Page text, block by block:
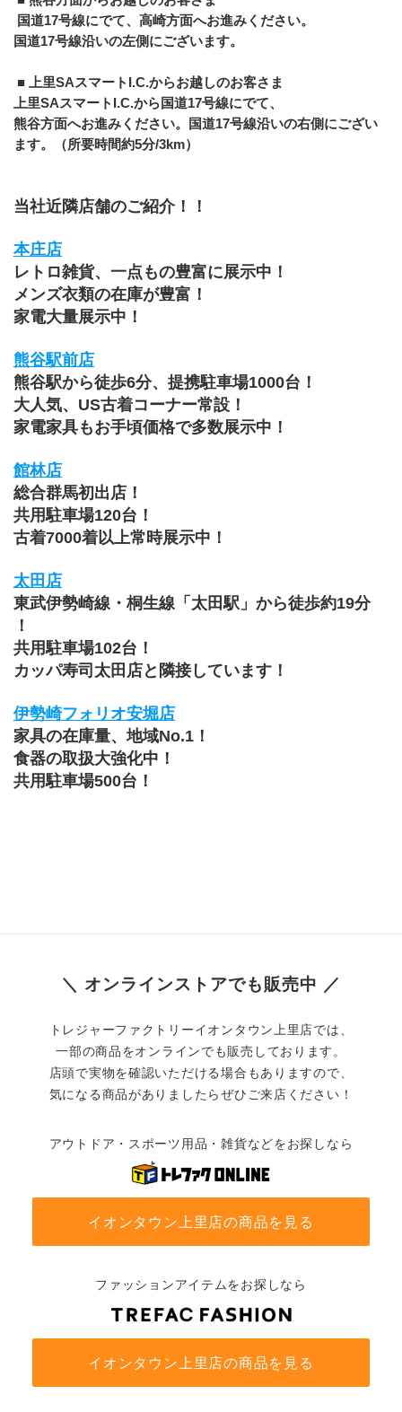
国道17号線にでて、高崎方面へお進みください。
国道17号線沿いの左側にございます。
■ 上里SAスマートI.C.からお越しのお客さま
上里SAスマートI.C.から国道17号線にでて、
熊谷方面へお進みください。国道17号線沿いの右側にござい
ます。（所要時間約5分/3km）
当社近隣店舗のご紹介！！
本庄店
レトロ雑貨、一点もの豊富に展示中！
メンズ衣類の在庫が豊富！
家電大量展示中！
熊谷駅前店
熊谷駅から徒歩6分、提携駐車場1000台！
大人気、US古着コーナー常設！
家電家具もお手頃価格で多数展示中！
館林店
総合群馬初出店！
共用駐車場120台！
古着7000着以上常時展示中！
太田店
東武伊勢崎線・桐生線「太田駅」から徒歩約19分
！
共用駐車場102台！
カッパ寿司太田店と隣接しています！
伊勢崎フォリオ安堀店
家具の在庫量、地域No.1！
食器の取扱大強化中！
共用駐車場500台！
＼ オンラインストアでも販売中 ／
トレジャーファクトリーイオンタウン上里店では、
一部の商品をオンラインでも販売しております。
店頭で実物を確認いただける場合もありますので、
気になる商品がありましたらぜひご来店ください！
アウトドア・スポーツ用品・雑貨などをお探しなら
イオンタウン上里店の商品を見る
ファッションアイテムをお探しなら
イオンタウン上里店の商品を見る